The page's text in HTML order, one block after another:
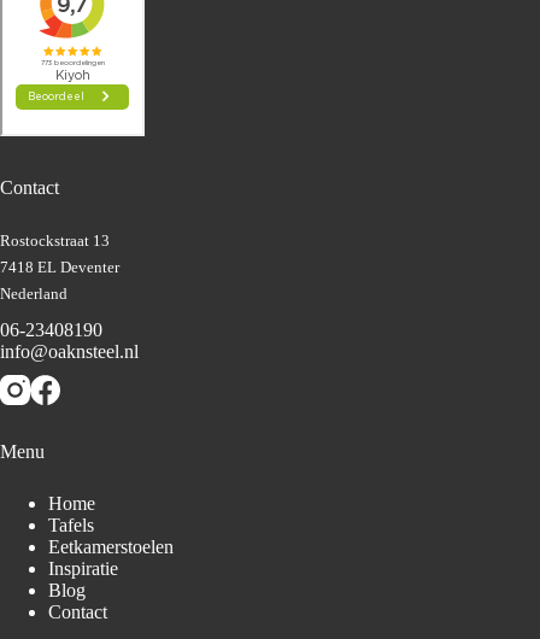
Contact
Rostockstraat 13
7418 EL Deventer
Nederland
06-23408190
info@oaknsteel.nl
Menu
Home
Tafels
Eetkamerstoelen
Inspiratie
Blog
Contact